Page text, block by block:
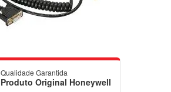
Qualidade Garantida
Produto Original Honeywell